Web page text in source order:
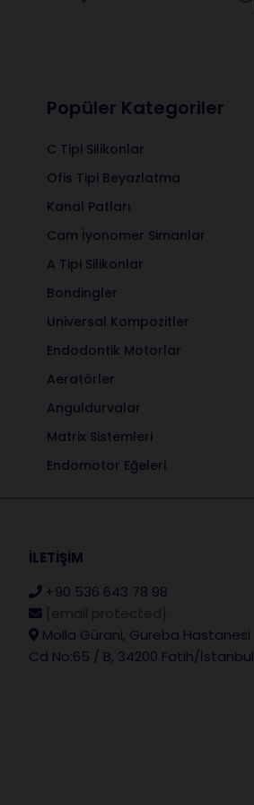
Popüler Kategoriler
C Tipi Silikonlar
Ofis Tipi Beyazlatma
Kanal Patları
Cam İyonomer Simanlar
A Tipi Silikonlar
Bondingler
Universal Kompozitler
Endodontik Motorlar
Aeratörler
Anguldurvalar
Matrix Sistemleri
Endomotor Eğeleri
İLETİŞİM
+90 536 643 78 98
Molla Gürani, Gureba Hastanesi
Cd No:65 / B, 34200 Fatih/İstanbul